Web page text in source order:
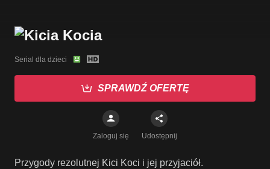
Serial dla dzieci
SPRAWDŹ OFERTĘ
Zaloguj się Udostępnij
Przygody rezolutnej Kici Koci i jej przyjaciół.